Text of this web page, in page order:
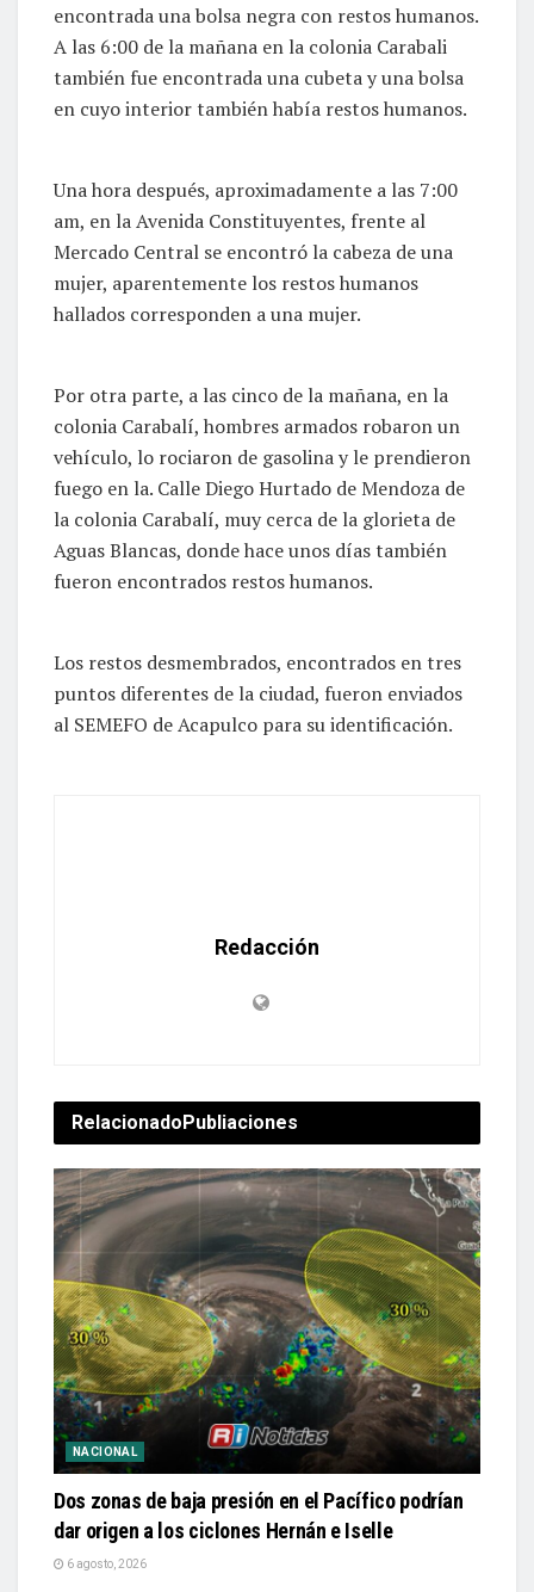
encontrada una bolsa negra con restos humanos.
A las 6:00 de la mañana en la colonia Carabali
también fue encontrada una cubeta y una bolsa
en cuyo interior también había restos humanos.
Una hora después, aproximadamente a las 7:00
am, en la Avenida Constituyentes, frente al
Mercado Central se encontró la cabeza de una
mujer, aparentemente los restos humanos
hallados corresponden a una mujer.
Por otra parte, a las cinco de la mañana, en la
colonia Carabalí, hombres armados robaron un
vehículo, lo rociaron de gasolina y le prendieron
fuego en la. Calle Diego Hurtado de Mendoza de
la colonia Carabalí, muy cerca de la glorieta de
Aguas Blancas, donde hace unos días también
fueron encontrados restos humanos.
Los restos desmembrados, encontrados en tres
puntos diferentes de la ciudad, fueron enviados
al SEMEFO de Acapulco para su identificación.
Redacción
RelacionadoPubliaciones
NACIONAL
Dos zonas de baja presión en el Pacífico podrían
dar origen a los ciclones Hernán e Iselle
6 agosto, 2026